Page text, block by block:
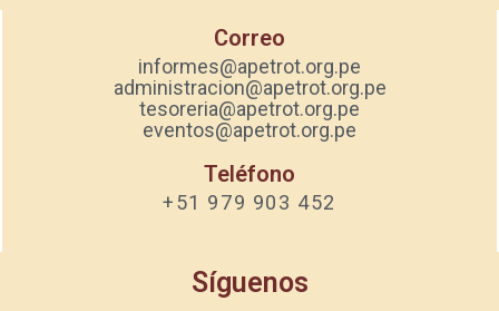
Correo
informes@apetrot.org.pe
administracion@apetrot.org.pe
tesoreria@apetrot.org.pe
eventos@apetrot.org.pe
Teléfono
+51 979 903 452
Síguenos